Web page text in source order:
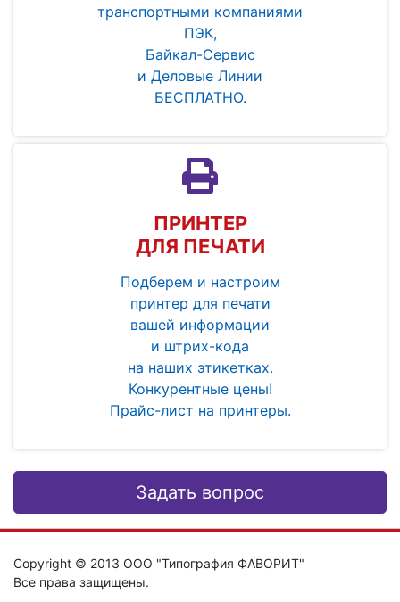
транспортными компаниями
ПЭК,
Байкал-Сервис
и Деловые Линии
БЕСПЛАТНО.
ПРИНТЕР
ДЛЯ ПЕЧАТИ
Подберем и настроим
принтер для печати
вашей информации
и штрих-кода
на наших этикетках.
Конкурентные цены!
Прайс-лист на принтеры.
Задать вопрос
Copyright © 2013 ООО "Типография ФАВОРИТ"
Все права защищены.